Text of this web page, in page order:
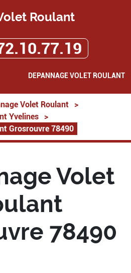
Roulant
DEPANNAGE VOLET ROULANT
Volet Roulant
>
Yvelines
>
Grosrouvre 78490
Volet
78490